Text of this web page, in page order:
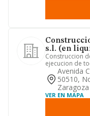
s.l. (en
Construccion
ejecucion de
Avenida
50510,
Zaragoza
VER EN MAPA